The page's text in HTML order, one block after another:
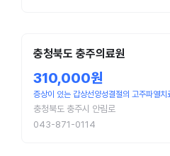
충청북도 충주의료원
310,000원
증상이 있는 갑상선양성결절의 고주파열치
충청북도 충주시 안림로
043-871-0114